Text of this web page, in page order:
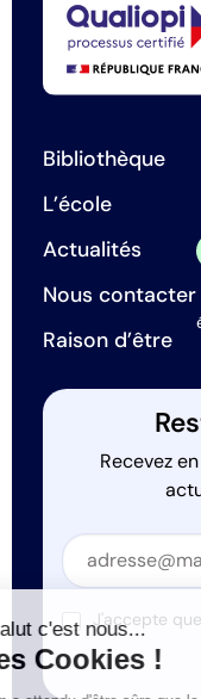
Bibliothèque
L’école
Actualités
Nous contacter
Raison d’être
Recevez
Section
Section
J'accepte
Salut c'est nous...
les Cookies !